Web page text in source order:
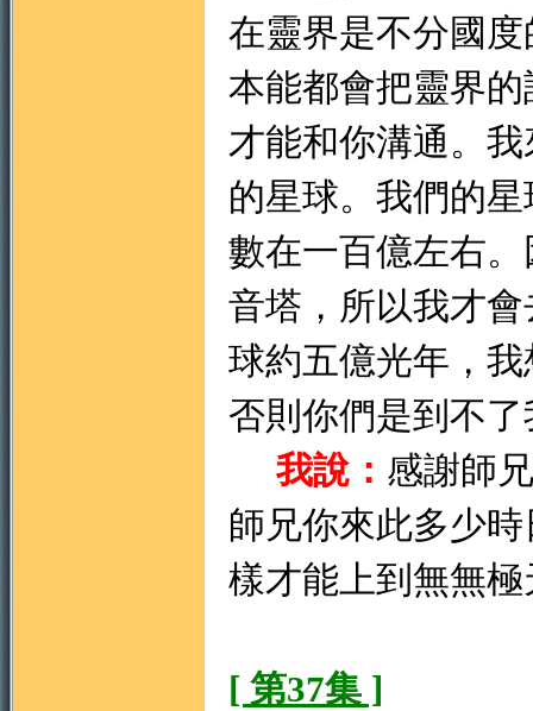
在靈界是不分國
本能都會把靈界
才能和你溝通。
的星球。我們的
數在一百億左右
音塔，所以我才
球約五億光年，
否則你們是到不
我說： 感謝師
師兄你來此多少
樣才能上到無無極
[ 第37集 ]